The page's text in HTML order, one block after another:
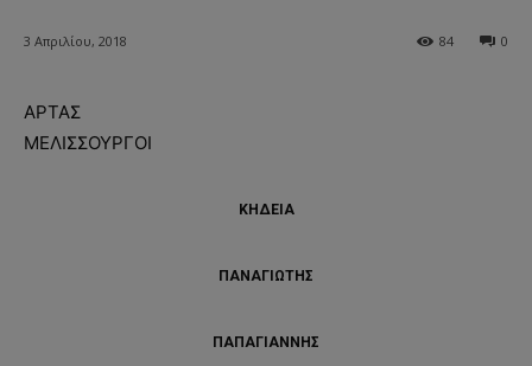
3 Απριλίου, 2018 0
84
ΑΡΤΑΣ
ΜΕΛΙΣΣΟΥΡΓΟΙ
ΚΗΔΕΙΑ
ΠΑΝΑΓΙΩΤΗΣ
ΠΑΠΑΓΙΑΝΝΗΣ